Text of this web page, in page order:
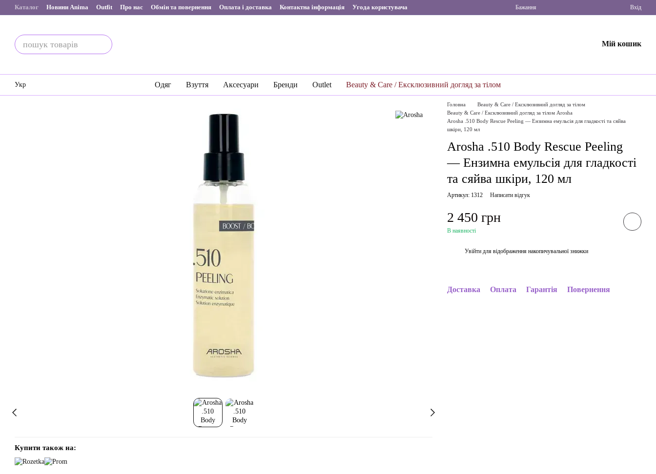
Перейти до основного контенту
Каталог Новини Anima Outfit Про нас Обмін та повернення Оплата і доставка Контактна інформація Угода користувача Бажання Вхід
Мій кошик
Укр Одяг Взуття Аксесуари Бренди Outlet Beauty & Care / Ексклюзивний догляд за тілом
Головна
Beauty & Care / Ексклюзивний догляд за тілом
Beauty & Care / Ексклюзивний догляд за тілом Arosha
Arosha .510 Body Rescue Peeling — Ензимна емульсія для гладкості та сяйва
шкіри, 120 мл
Arosha .510 Body Rescue Peeling
— Ензимна емульсія для гладкості
та сяйва шкіри, 120 мл
Артикул: 1312 Написати відгук
2 450 грн
В наявності
Увійти для відображення накопичувальної знижки
Доставка Оплата Гарантія Повернення
Купити також на: